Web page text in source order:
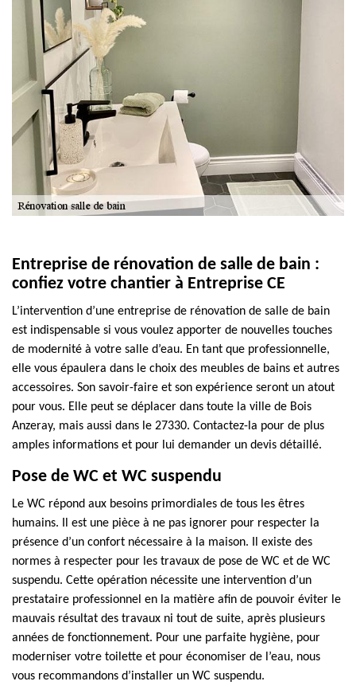
Entreprise de rénovation de salle de bain :
confiez votre chantier à Entreprise CE
L’intervention d’une entreprise de rénovation de salle de bain
est indispensable si vous voulez apporter de nouvelles touches
de modernité à votre salle d’eau. En tant que professionnelle,
elle vous épaulera dans le choix des meubles de bains et autres
accessoires. Son savoir-faire et son expérience seront un atout
pour vous. Elle peut se déplacer dans toute la ville de Bois
Anzeray, mais aussi dans le 27330. Contactez-la pour de plus
amples informations et pour lui demander un devis détaillé.
Pose de WC et WC suspendu
Le WC répond aux besoins primordiales de tous les êtres
humains. Il est une pièce à ne pas ignorer pour respecter la
présence d’un confort nécessaire à la maison. Il existe des
normes à respecter pour les travaux de pose de WC et de WC
suspendu. Cette opération nécessite une intervention d’un
prestataire professionnel en la matière afin de pouvoir éviter le
mauvais résultat des travaux ni tout de suite, après plusieurs
années de fonctionnement. Pour une parfaite hygiène, pour
moderniser votre toilette et pour économiser de l’eau, nous
vous recommandons d’installer un WC suspendu.